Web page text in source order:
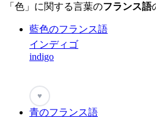
「色」に関する言葉のフランス語
藍色のフランス語
インディゴ
indigo
♥
青のフランス語